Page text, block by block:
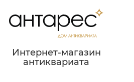
Интернет-магазин
антиквариата